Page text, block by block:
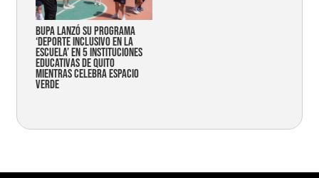
Bupa lanzó su programa
‘Deporte Inclusivo en la
Escuela’ en 5 instituciones
educativas de Quito
mientras celebra espacio
verde